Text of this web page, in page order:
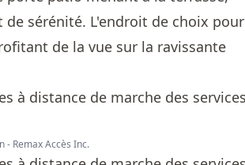
sérénité. L'endroit de choix pour
de la vue sur la ravissante
- Remax Accès Inc.